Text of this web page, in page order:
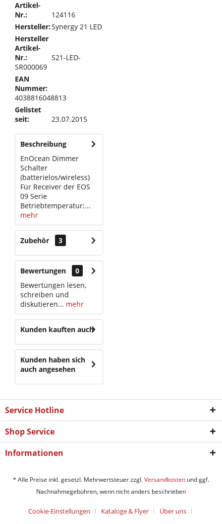
Artikel-
Nr.:
124116
Hersteller:Synergy 21 LED
Hersteller
Artikel-
Nr.:
S21-LED-
SR000069
EAN
Nummer:
4038816048813
Gelistet
seit:
23.07.2015
Beschreibung
EnOcean Dimmer
Schalter
(batterielos/wireless)
Für Receiver der EOS
09 Serie
Betriebtemperatur:...
mehr
Zubehör 3
Bewertungen
0
Bewertungen lesen,
schreiben und
diskutieren... mehr
Kunden kauften auch
Kunden haben sich
auch angesehen
Service Hotline
Shop Service
Informationen
* Alle Preise inkl. gesetzl. Mehrwertsteuer zzgl.Versandkosten und ggf.
Nachnahmegebühren, wenn nicht anders beschrieben
Cookie-Einstellungen Kataloge & Flyer
Über uns